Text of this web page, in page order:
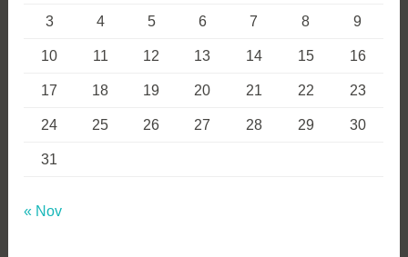
3 4 5 6 7 8 9
10 11 12 13 14 15 16
17 18 19 20 21 22 23
24 25 26 27 28 29 30
31
« Nov